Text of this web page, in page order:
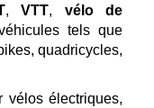
, VTT,
vélo de
tels que
quadricycles,
vélos électriques,